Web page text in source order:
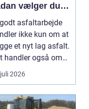
vælger du
rette
asfaltarbejde
ikke kun om at
et nyt lag asfalt.
handler også om
2026